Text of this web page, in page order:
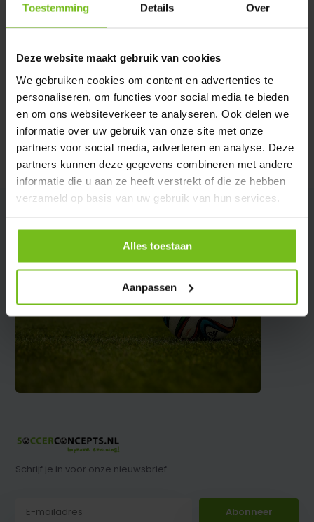
Toestemming Details Over
Deze website maakt gebruik van cookies
We gebruiken cookies om content en advertenties te
personaliseren, om functies voor social media te bieden
en om ons websiteverkeer te analyseren. Ook delen we
informatie over uw gebruik van onze site met onze
partners voor social media, adverteren en analyse. Deze
partners kunnen deze gegevens combineren met andere
informatie die u aan ze heeft verstrekt of die ze hebben
verzameld op basis van uw gebruik van hun services.
Alles toestaan
Aanpassen
Productomschrijving
Specificaties
Reviews
Delen
Schrijf je in voor onze nieuwsbrief
Abonneer